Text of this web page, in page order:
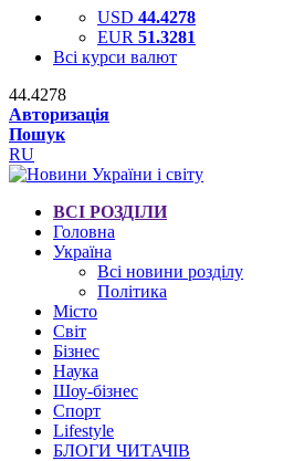
USD 44.4278
EUR 51.3281
Всі курси валют
44.4278
Авторизація
Пошук
RU
ВСІ РОЗДІЛИ
Головна
Україна
Всі новини розділу
Політика
Місто
Світ
Бізнес
Наука
Шоу-бізнес
Спорт
Lifestyle
БЛОГИ ЧИТАЧІВ